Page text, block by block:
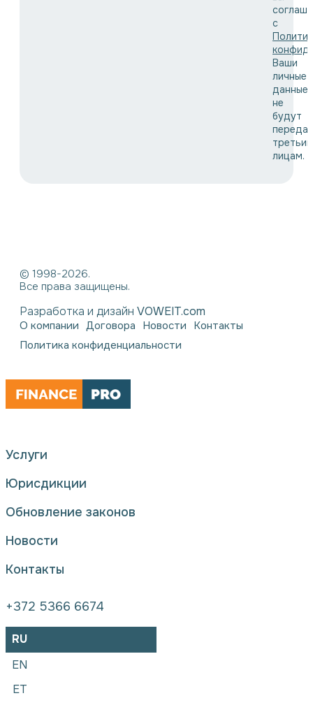
с
Ваши
личные
данные
не
будут
третьим
лицам.
© 1998-2026.
Все права защищены.
Разработка и дизайн VOWEIT.com
О компании Договора Новости Контакты
Политика конфиденциальности
Услуги
Юрисдикции
Обновление законов
Новости
Контакты
+372 5366 6674
RU
EN
ET